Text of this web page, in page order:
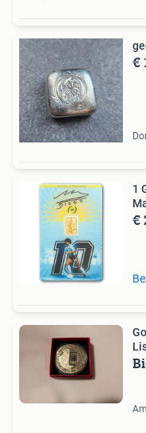
€
1
€